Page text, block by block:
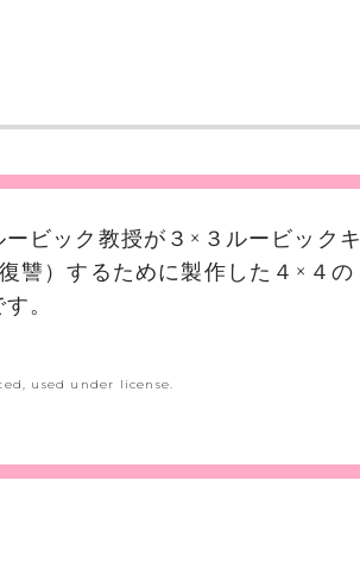
ビック教授が３×３ルービックキ
讐）するために製作した４×４の
。
used under license.